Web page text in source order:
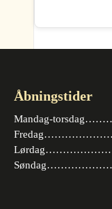
Åbningstider
Mandag-
Fredag………………….
Lørdag………………….